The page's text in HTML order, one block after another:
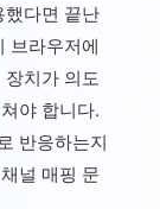
했다면 끝난
브라우저에
치가 의도
야 합니다.
반응하는지
널 매핑 문